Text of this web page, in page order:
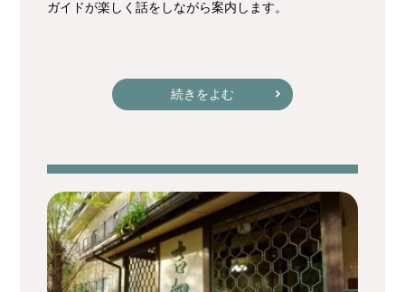
ガイドが楽しく話をしながら案内します。
続きをよむ